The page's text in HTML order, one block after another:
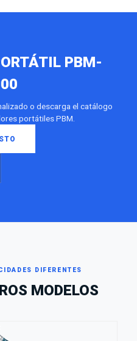
PBM-
o descarga el catálogo
portátiles PBM.
DIFERENTES
MODELOS